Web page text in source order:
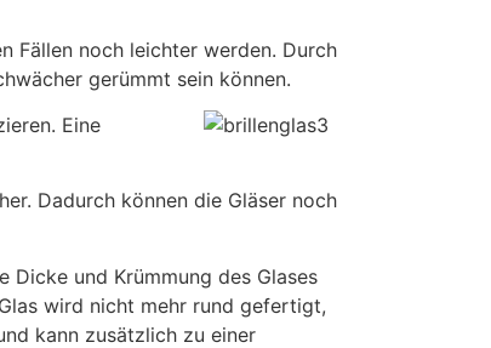
Fällen noch leichter werden. Durch
gerümmt sein können.
Eine
Dadurch können die Gläser noch
und Krümmung des Glases
wird nicht mehr rund gefertigt,
kann zusätzlich zu einer